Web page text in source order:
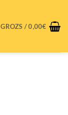
GROZS /0,00€